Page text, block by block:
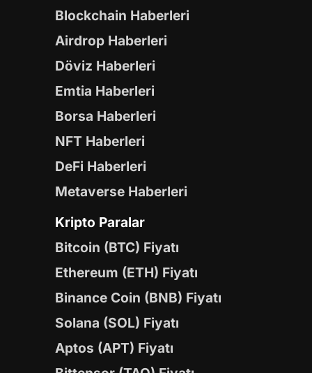
Blockchain Haberleri
Airdrop Haberleri
Döviz Haberleri
Emtia Haberleri
Borsa Haberleri
NFT Haberleri
DeFi Haberleri
Metaverse Haberleri
Kripto Paralar
Bitcoin (BTC) Fiyatı
Ethereum (ETH) Fiyatı
Binance Coin (BNB) Fiyatı
Solana (SOL) Fiyatı
Aptos (APT) Fiyatı